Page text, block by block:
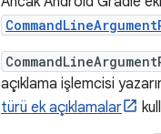
açıklama işlemcisi
türü ek açıklamalar